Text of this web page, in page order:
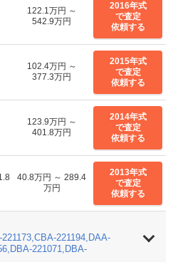
122.1万円 ～
542.9万円
2016年式
で査定
依頼する
102.4万円 ～
377.3万円
2015年式
で査定
依頼する
123.9万円 ～
401.8万円
2014年式
で査定
依頼する
40.8万円 ～ 289.4
万円
2013年式
で査定
依頼する
221194,DAA-
221071,DBA-